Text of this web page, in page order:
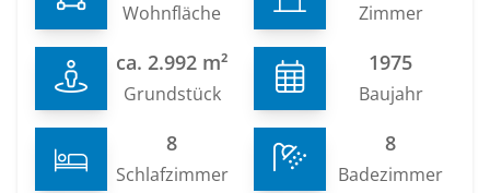
Wohnfläche Zimmer
ca. 2.992 m²
Grundstück
1975
Baujahr
8
Schlafzimmer
8
Badezimmer